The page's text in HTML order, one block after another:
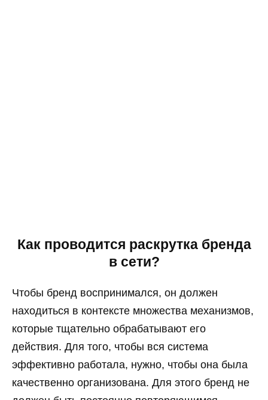
Как проводится раскрутка бренда
в сети?
Чтобы бренд воспринимался, он должен
находиться в контексте множества механизмов,
которые тщательно обрабатывают его
действия. Для того, чтобы вся система
эффективно работала, нужно, чтобы она была
качественно организована. Для этого бренд не